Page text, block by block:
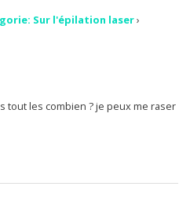
Sur l'épilation laser›
tout les combien ? je peux me raser